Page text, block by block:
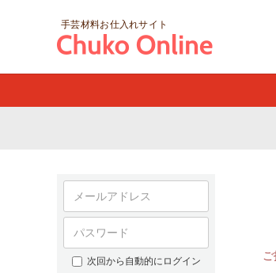
手芸材料お仕入れサイト
次回から自動的にログイン